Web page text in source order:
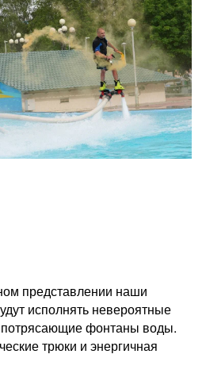
представлении наши
исполнять невероятные
фонтаны воды.
трюки и энергичная